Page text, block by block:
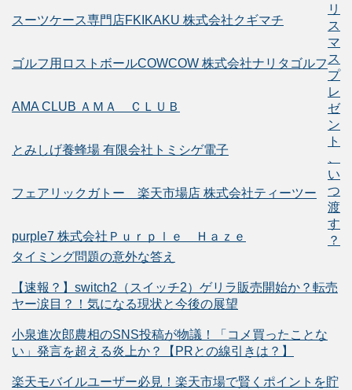
スーツケース専門店FKIKAKU 株式会社クギマチ
ゴルフ用ロストボールCOWCOW 株式会社ナリタゴルフ
AMA CLUB ＡＭＡ ＣＬＵＢ
とみしげ養蜂場 有限会社トミシゲ電子
フェアリックガトー 楽天市場店 株式会社ティーツー
purple7 株式会社Ｐｕｒｐｌｅ Ｈａｚｅ
リ
ス
マ
ス
プ
レ
ゼ
ン
ト
い
つ
渡
す
？
タイミング問題の意外な答え
【速報？】switch2（スイッチ2）ゲリラ販売開始か？転売
ヤー涙目？！気になる現状と今後の展望
小泉進次郎農相のSNS投稿が物議！「コメ買ったことな
い」発言を超える炎上か？【PRとの線引きは？】
楽天モバイルユーザー必見！楽天市場で賢くポイントを貯